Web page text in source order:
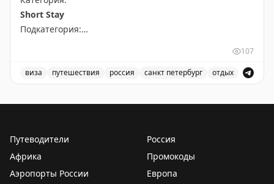
Short Stay
Подкатегория:
Доступны даты:
📆28.09.2026 (1 шт.): 16:10
Всего свободных мест:
107
виза путешествия россия санкт петербург отдых
Путеводители
Россия
Африка
Промокоды
Аэропорты России
Европа